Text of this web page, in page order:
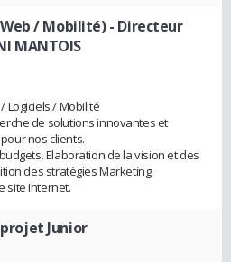
Web / Mobilité)- Directeur
MANTOIS
Logiciels / Mobilité
de solutions innovantes et
nos clients.
Elaboration de la vision et des
des stratégies Marketing.
site Internet.
Junior